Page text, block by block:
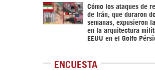
Cómo los ataques de
de Irán, que duraron
semanas, expusieron
en la arquitectura
EEUU en el Golfo
ENCUESTA